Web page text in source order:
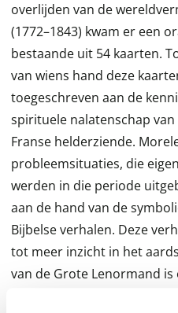
overlijden van de
(1772–1843) kwam er een
bestaande uit 54 kaarten.
van wiens hand deze
toegeschreven aan de
spirituele nalatenschap
Franse helderziende.
probleemsituaties, die
werden in die periode
aan de hand van de
Bijbelse verhalen. Deze
tot meer inzicht in het
van de Grote Lenormand
onderdelen, die